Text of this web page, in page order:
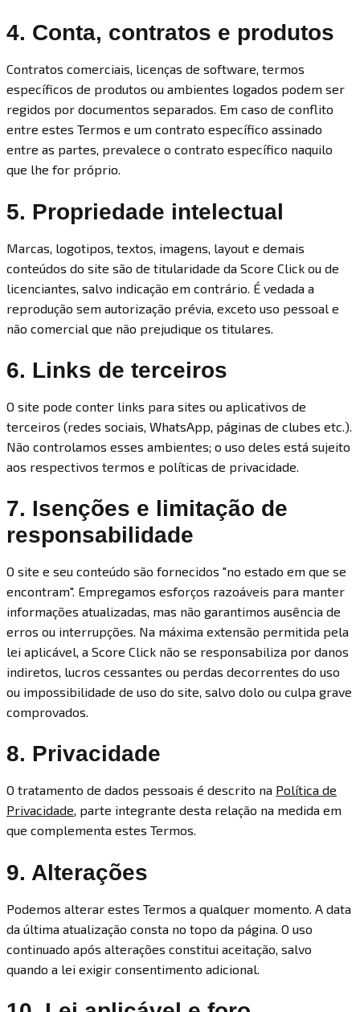
4. Conta, contratos e produtos
Contratos comerciais, licenças de software, termos
específicos de produtos ou ambientes logados podem ser
regidos por documentos separados. Em caso de conflito
entre estes Termos e um contrato específico assinado
entre as partes, prevalece o contrato específico naquilo
que lhe for próprio.
5. Propriedade intelectual
Marcas, logotipos, textos, imagens, layout e demais
conteúdos do site são de titularidade da Score Click ou de
licenciantes, salvo indicação em contrário. É vedada a
reprodução sem autorização prévia, exceto uso pessoal e
não comercial que não prejudique os titulares.
6. Links de terceiros
O site pode conter links para sites ou aplicativos de
terceiros (redes sociais, WhatsApp, páginas de clubes etc.).
Não controlamos esses ambientes; o uso deles está sujeito
aos respectivos termos e políticas de privacidade.
7. Isenções e limitação de
responsabilidade
O site e seu conteúdo são fornecidos "no estado em que se
encontram". Empregamos esforços razoáveis para manter
informações atualizadas, mas não garantimos ausência de
erros ou interrupções. Na máxima extensão permitida pela
lei aplicável, a Score Click não se responsabiliza por danos
indiretos, lucros cessantes ou perdas decorrentes do uso
ou impossibilidade de uso do site, salvo dolo ou culpa grave
comprovados.
8. Privacidade
O tratamento de dados pessoais é descrito na Política de
Privacidade, parte integrante desta relação na medida em
que complementa estes Termos.
9. Alterações
Podemos alterar estes Termos a qualquer momento. A data
da última atualização consta no topo da página. O uso
continuado após alterações constitui aceitação, salvo
quando a lei exigir consentimento adicional.